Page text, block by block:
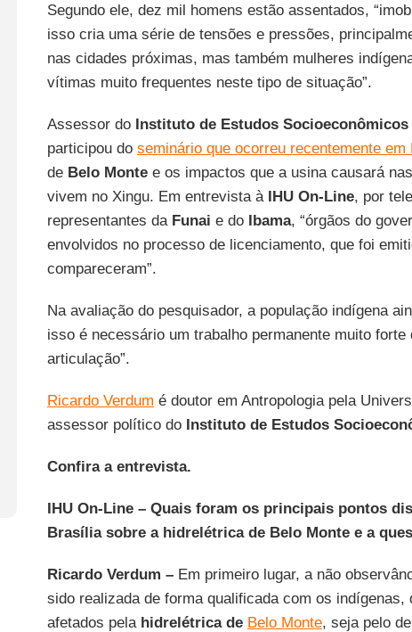
Segundo ele, dez mil homens estão assentados,
isso cria uma série de tensões e pressões,
nas cidades próximas, mas também mulheres
vítimas muito frequentes neste tipo de situação”.
Assessor do Instituto de Estudos Socioeconômicos
participou do seminário que ocorreu recentemente em
de Belo Montee os impactos que a usina causará nas
vivem no Xingu. Em entrevista à IHU On-Line, por
representantes da Funai e do Ibama, “órgãos do
envolvidos no processo de licenciamento, que foi
compareceram”.
Na avaliação do pesquisador, a população indígena
isso é necessário um trabalho permanente muito
articulação”.
Ricardo Verdum é doutor em Antropologia pela
assessor político do Instituto de Estudos
Confira a entrevista.
IHU On-Line –Quais foram os principais pontos
Brasília sobre a hidrelétrica de Belo Monte e a
Ricardo Verdum –Em primeiro lugar, a não
sido realizada de forma qualificada com os indígenas,
afetados pela hidrelétrica de Belo Monte, seja pelo